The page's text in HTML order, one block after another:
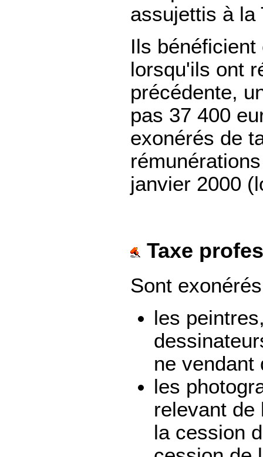
assujettis à la
Ils
lorsqu'ils ont
précédente,
pas 37 400
exonérés de
janvier 2000
Taxe
Sont
les
ne vendant
les
relevant de
la cession